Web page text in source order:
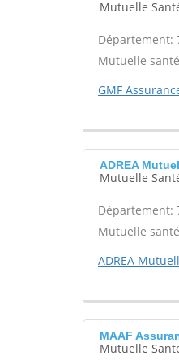
Mutuelle
Département:
Mutuelle
GMF
ADREA
Mutuelle
Département:
Mutuelle
ADREA
MAAF
Mutuelle